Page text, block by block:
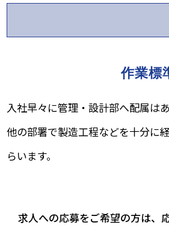
作業標
入社早々に管理・設計部へ配属はあ
他の部署で製造工程などを十分に
らいます。
求人への応募をご希望の方は、